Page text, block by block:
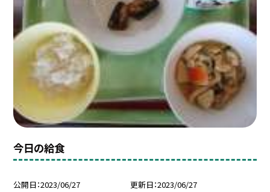
今日の給食
公開日 2023/06/27 更新日 2023/06/27